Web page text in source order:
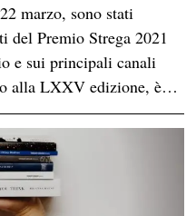
marzo, sono stati
Premio Strega 2021
e sui principali canali
alla LXXV edizione, è…